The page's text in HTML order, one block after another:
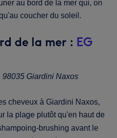
au bord de la mer qui, on
coucher du soleil.
de la mer : EG
Giardini Naxos
cheveux à Giardini Naxos,
la plage plutôt qu'en haut de
brushing avant le